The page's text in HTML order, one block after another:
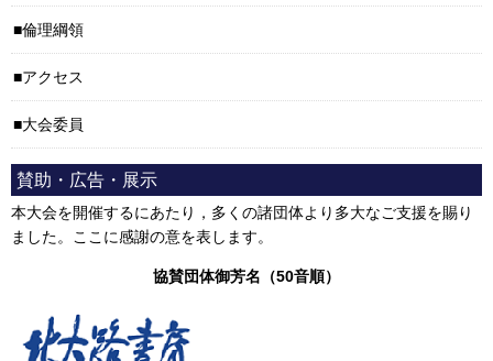
倫理綱領
アクセス
大会委員
賛助・広告・展示
本大会を開催するにあたり，多くの諸団体より多大なご支援を賜り
ました。ここに感謝の意を表します。
協賛団体御芳名（50音順）